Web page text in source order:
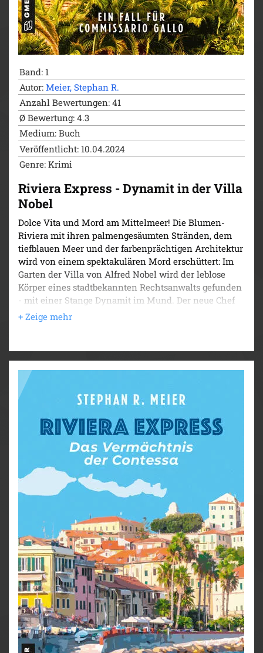
Band: 1
Autor: Meier, Stephan R.
Anzahl Bewertungen: 41
Ø Bewertung: 4.3
Medium: Buch
Veröffentlicht: 10.04.2024
Genre: Krimi
Riviera Express - Dynamit in der Villa
Nobel
Dolce Vita und Mord am Mittelmeer! Die Blumen-
Riviera mit ihren palmengesäumten Stränden, dem
tiefblauen Meer und der farbenprächtigen Architektur
wird von einem spektakulären Mord erschüttert: Im
Garten der Villa von Alfred Nobel wird der leblose
Körper eines stadtbekannten Rechtsanwalts gefunden
- mit einer Stange Dynamit im Mund. Der neue Chef
der Kripo, Commissario Tomas Gallo, nimmt die
Ermittlungen auf. Schnell wird ihm klar, dass sich
den vibrierenden Küstenorten der Riviera ein Fall